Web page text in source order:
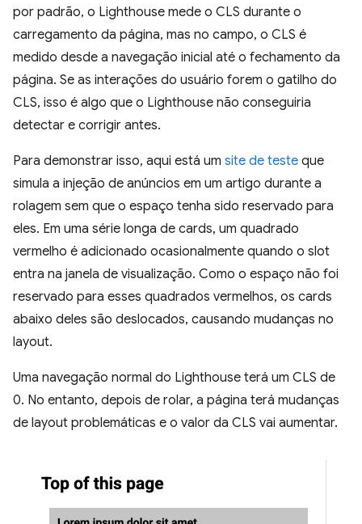
por padrão, o Lighthouse mede o CLS durante o
carregamento da página, mas no campo, o CLS é
medido desde a navegação inicial até o fechamento da
página. Se as interações do usuário forem o gatilho do
CLS, isso é algo que o Lighthouse não conseguiria
detectar e corrigir antes.
Para demonstrar isso, aqui está um site de teste que
simula a injeção de anúncios em um artigo durante a
rolagem sem que o espaço tenha sido reservado para
eles. Em uma série longa de cards, um quadrado
vermelho é adicionado ocasionalmente quando o slot
entra na janela de visualização. Como o espaço não foi
reservado para esses quadrados vermelhos, os cards
abaixo deles são deslocados, causando mudanças no
layout.
Uma navegação normal do Lighthouse terá um CLS de
0. No entanto, depois de rolar, a página terá mudanças
de layout problemáticas e o valor da CLS vai aumentar.